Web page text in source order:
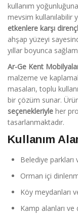
kullanım
mevsim kullanılabilir
etkenlere karşı
ahşap yüzeyi
yıllar boyunca
Ar-Ge Kent
malzeme ve
masaları, toplu
bir çözüm sunar.
seçenekleriyle her
tasarlanmaktadır.
Kullanım
Belediye parkları
Orman içi
Köy meydanları
Kamp alanları